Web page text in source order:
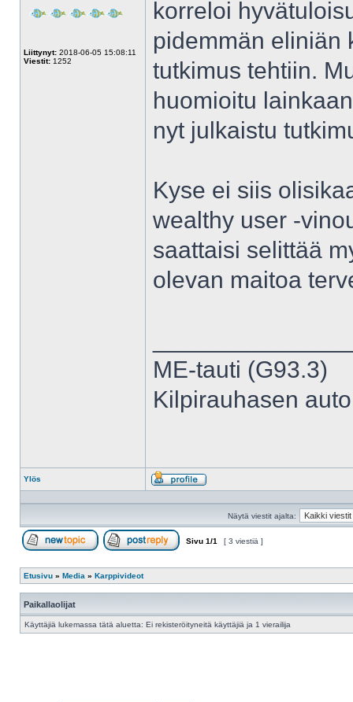
Liittynyt: 2018-06-05 15:08:11
Viestit: 1252
korreloi
pidemmän eliniän
tutkimus tehtiin.
huomioitu
nyt julkaistu
Kyse ei siis
wealthy user -
saattaisi selittää
olevan maitoa
ME-tauti (G93.3)
Kilpirauhasen
Ylös
Profiili
Näytä viestit ajalta:
Sivu 1/1 [ 3 viestiä ]
Etusivu » Media » Karppivideot
Paikallaolijat
Käyttäjiä lukemassa tätä aluetta: Ei rekisteröityneitä käyttäjiä ja 1 vierailija